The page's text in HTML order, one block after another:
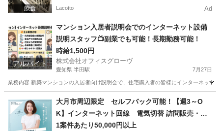
Lacotto Ad
アルバイト
マンション入居者説明会でのインターネット設備
説明スタッフ📺副業でも可能！長期勤務可能！
時給1,500円
株式会社オフィスグローヴ
愛知県 半田駅 7月27日
業務内容 新築マンションの入居者向け説明会で、住宅購入者の皆様にインターネッ
半田駅 接客 スタッフ
大月市周辺限定 セルフバック可能！【週3～O
K】インターネット回線 電気切替 訪問販売・紹
介
1案件あたり50,000円以上